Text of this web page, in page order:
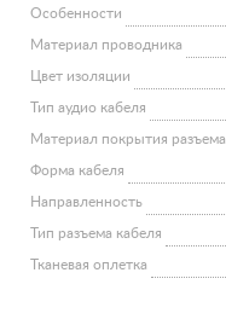
Особенности
Материал проводника
Цвет изоляции
Тип аудио кабеля
Материал покрытия разъема
Форма кабеля
Направленность
Тип разъема кабеля
Тканевая оплетка